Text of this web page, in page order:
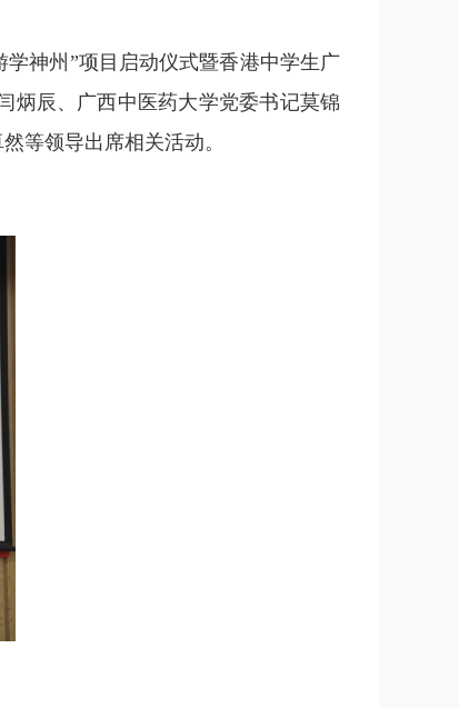
神州”项目启动仪式暨香港中学生广
炳辰、广西中医药大学党委书记莫锦
等领导出席相关活动。